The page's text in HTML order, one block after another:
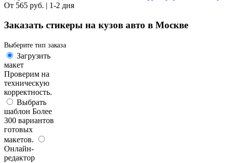
От 565 руб. | 1-2 дня
Заказать стикеры на кузов авто в Москве
Выберите тип заказа
Загрузить
макет
Проверим на
техническую
корректность.
Выбрать
шаблон Более
300 вариантов
готовых
макетов.
Онлайн-
редактор